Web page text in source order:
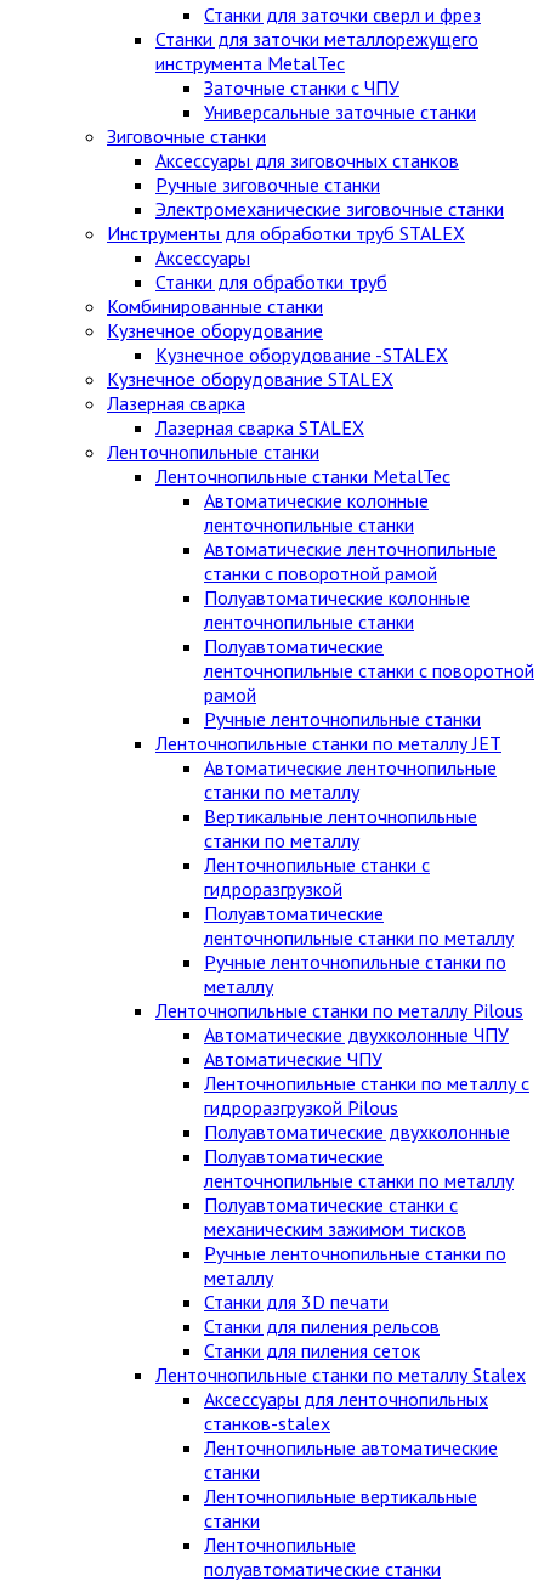
Станки для заточки сверл и фрез
Станки для заточки металлорежущего
инструмента MetalTec
Заточные станки с ЧПУ
Универсальные заточные станки
Зиговочные станки
Аксессуары для зиговочных станков
Ручные зиговочные станки
Электромеханические зиговочные станки
Инструменты для обработки труб STALEX
Аксессуары
Станки для обработки труб
Комбинированные станки
Кузнечное оборудование
Кузнечное оборудование -STALEX
Кузнечное оборудование STALEX
Лазерная сварка
Лазерная сварка STALEX
Ленточнопильные станки
Ленточнопильные станки MetalTec
Автоматические колонные
ленточнопильные станки
Автоматические ленточнопильные
станки с поворотной рамой
Полуавтоматические колонные
ленточнопильные станки
Полуавтоматические
ленточнопильные станки с поворотной
рамой
Ручные ленточнопильные станки
Ленточнопильные станки по металлу JET
Автоматические ленточнопильные
станки по металлу
Вертикальные ленточнопильные
станки по металлу
Ленточнопильные станки с
гидроразгрузкой
Полуавтоматические
ленточнопильные станки по металлу
Ручные ленточнопильные станки по
металлу
Ленточнопильные станки по металлу Pilous
Автоматические двухколонные ЧПУ
Автоматические ЧПУ
Ленточнопильные станки по металлу с
гидроразгрузкой Pilous
Полуавтоматические двухколонные
Полуавтоматические
ленточнопильные станки по металлу
Полуавтоматические станки с
механическим зажимом тисков
Ручные ленточнопильные станки по
металлу
Станки для 3D печати
Станки для пиления рельсов
Станки для пиления сеток
Ленточнопильные станки по металлу Stalex
Аксессуары для ленточнопильных
станков-stalex
Ленточнопильные автоматические
станки
Ленточнопильные вертикальные
станки
Ленточнопильные
полуавтоматические станки